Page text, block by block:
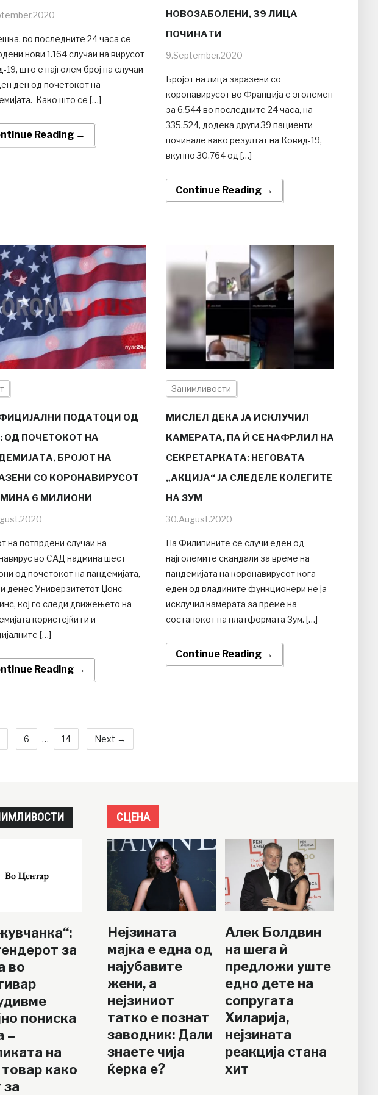
во последните 24 часа се
нови 1.164 случаи на вирусот
19, што е најголем број на случаи
ден од почетокот на
Како што се […]
Reading →
НОВОЗАБОЛЕНИ, 39 ЛИЦА
ПОЧИНАТИ
9.September.2020
Бројот на лица заразени со
коронавирусот во Франција е зголемен
за 6.544 во последните 24 часа, на
335.524, додека други 39 пациенти
починале како резултат на Ковид-19,
вкупно 30.764 од […]
Continue Reading →
ПОДАТОЦИ ОД
ОД ПОЧЕТОКОТ НА
БРОЈОТ НА
СО КОРОНАВИРУСОТ
6 МИЛИОНИ
на потврдени случаи на
во САД надмина шест
од почетокот на пандемијата,
денес Универзитетот Џонс
кој го следи движењето на
користејќи ги и
[…]
Reading →
Занимливости
МИСЛЕЛ ДЕКА ЈА ИСКЛУЧИЛ
КАМЕРАТА, ПА Ѝ СЕ НАФРЛИЛ НА
СЕКРЕТАРКАТА: НЕГОВАТА
„АКЦИЈА“ ЈА СЛЕДЕЛЕ КОЛЕГИТЕ
НА ЗУМ
30.August.2020
На Филипините се случи еден од
најголемите скандали за време на
пандемијата на коронавирусот кога
еден од владините функционери не ја
исклучил камерата за време на
состанокот на платформата Зум. […]
Continue Reading →
6 … 14 Next →
за
во
пониска
–
на
како
за
СЦЕНА
Нејзината
мајка е една од
најубавите
жени, а
нејзиниот
татко е познат
заводник: Дали
знаете чија
ќерка е?
Алек Болдвин
на шега ѝ
предложи уште
едно дете на
сопругата
Хиларија,
нејзината
реакција стана
хит